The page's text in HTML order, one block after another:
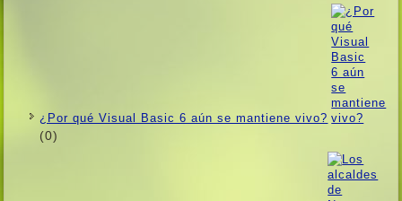
¿Por qué Visual Basic 6 aún se mantiene vivo?
(0)